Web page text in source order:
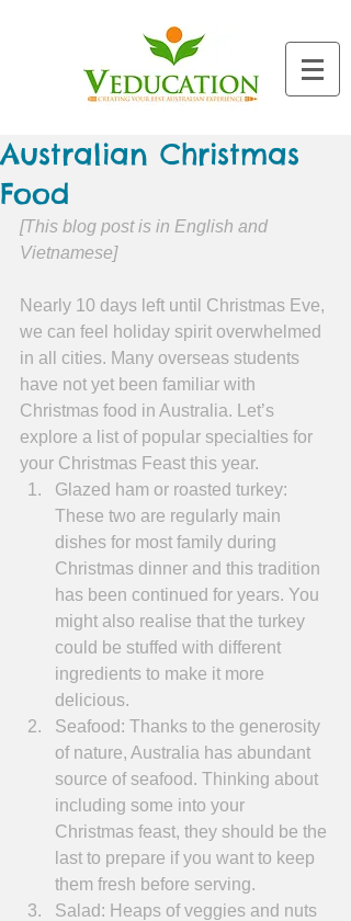
Australian Christmas
Food
[This blog post is in English and
Vietnamese]
Nearly 10 days left until Christmas Eve,
we can feel holiday spirit overwhelmed
in all cities. Many overseas students
have not yet been familiar with
Christmas food in Australia. Let’s
explore a list of popular specialties for
your Christmas Feast this year.
Glazed ham or roasted turkey:
These two are regularly main
dishes for most family during
Christmas dinner and this tradition
has been continued for years. You
might also realise that the turkey
could be stuffed with different
ingredients to make it more
delicious.
Seafood: Thanks to the generosity
of nature, Australia has abundant
source of seafood. Thinking about
including some into your
Christmas feast, they should be the
last to prepare if you want to keep
them fresh before serving.
Salad: Heaps of veggies and nuts